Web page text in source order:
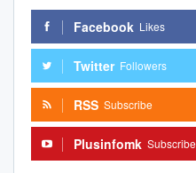
Facebook Likes
Twitter Followers
RSS Subscribe
Plusinfomk Subscribe